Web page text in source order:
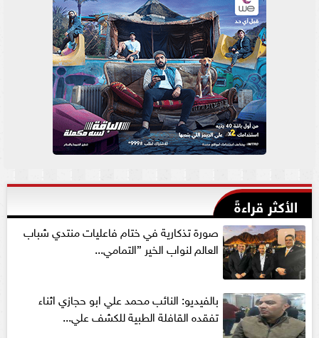
الأكثر قراءةً
صورة تذكارية في ختام فاعليات منتدي شباب
العالم لنواب الخير ”التمامي...
بالفيديو: النائب محمد علي ابو حجازي اثناء
تفقده القافلة الطبية للكشف علي...